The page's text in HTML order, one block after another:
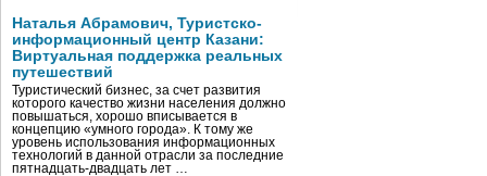
Наталья Абрамович, Туристско-
информационный центр Казани:
Виртуальная поддержка реальных
путешествий
Туристический бизнес, за счет развития
которого качество жизни населения должно
повышаться, хорошо вписывается в
концепцию «умного города». К тому же
уровень использования информационных
технологий в данной отрасли за последние
пятнадцать-двадцать лет …